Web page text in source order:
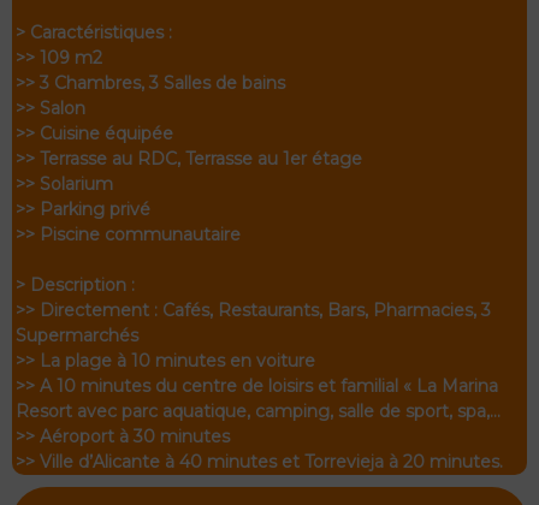
> Caractéristiques :
>> 109 m2
>> 3 Chambres, 3 Salles de bains
>> Salon
>> Cuisine équipée
>> Terrasse au RDC, Terrasse au 1er étage
>> Solarium
>> Parking privé
>> Piscine communautaire
> Description :
>> Directement : Cafés, Restaurants, Bars, Pharmacies, 3
Supermarchés
>> La plage à 10 minutes en voiture
>> A 10 minutes du centre de loisirs et familial « La Marina
Resort avec parc aquatique, camping, salle de sport, spa,…
>> Aéroport à 30 minutes
>> Ville d’Alicante à 40 minutes et Torrevieja à 20 minutes.